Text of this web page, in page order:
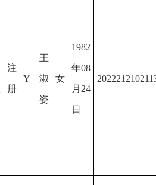
注
册
Y
王
淑
姿
女
1982
年08
月24
日